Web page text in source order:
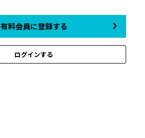
有料会員に登録する
ログインする